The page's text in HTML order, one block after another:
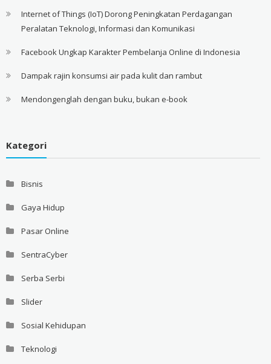
Internet of Things (IoT) Dorong Peningkatan Perdagangan
Peralatan Teknologi, Informasi dan Komunikasi
Facebook Ungkap Karakter Pembelanja Online di Indonesia
Dampak rajin konsumsi air pada kulit dan rambut
Mendongenglah dengan buku, bukan e-book
Kategori
Bisnis
Gaya Hidup
Pasar Online
SentraCyber
Serba Serbi
Slider
Sosial Kehidupan
Teknologi